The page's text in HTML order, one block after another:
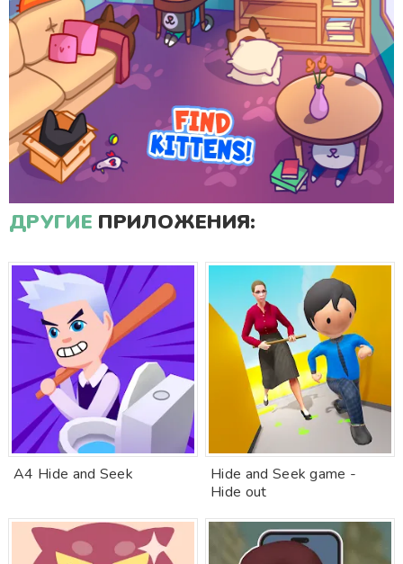
ДРУГИЕ ПРИЛОЖЕНИЯ:
A4 Hide and Seek
Hide and Seek game -
Hide out